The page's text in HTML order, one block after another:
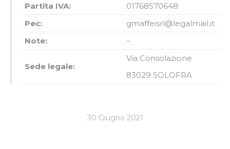
Partita IVA: 01768570648
Pec:
gmaffeisrl@legalmail.it
Note:
–
Sede legale:
Via Consolazione
83029 SOLOFRA
30 Giugno 2021